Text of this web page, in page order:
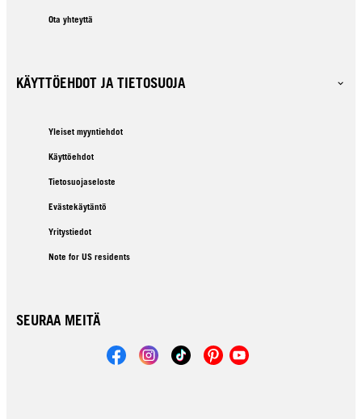
Ota yhteyttä
KÄYTTÖEHDOT JA TIETOSUOJA
Yleiset myyntiehdot
Käyttöehdot
Tietosuojaseloste
Evästekäytäntö
Yritystiedot
Note for US residents
SEURAA MEITÄ